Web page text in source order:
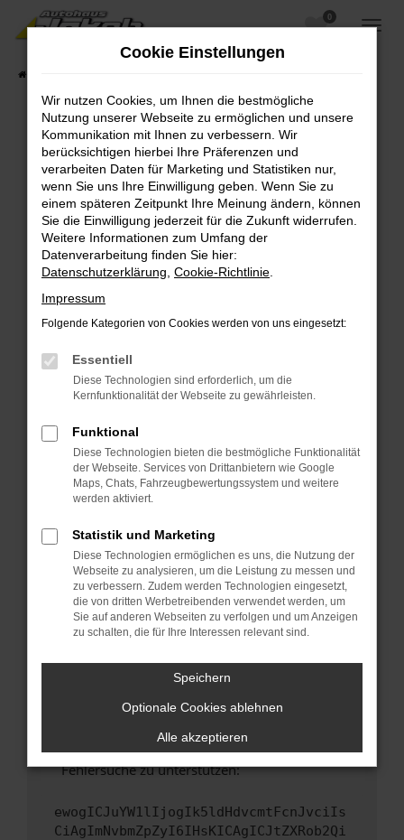
Zum
Hauptinhalt
0
Fehler: Network Error
Beim Laden ist ein Fehler aufgetreten.
Hier sind ein paar Tipps, die dir helfen können:
Überprüfe deine Firewall und deine
Internetverbindung.
Laden andere Webseiten, zum Beispiel deine
Suchmaschine?
Prüfe deine Browsererweiterungen.
Manche Erweiterungen, wie Werbeblocker,
können das Laden bestimmter Seiten
verhindern. Funktioniert die Seite in einem
Fenster?
Starte dein Gerät neu.
Das kann manchmal helfen, vorübergehende
Probleme zu beheben.
Betriebssystem auf dem neuesten Stand
sind.
Veraltete Software birgt nicht nur ein
Sicherheitsrisiko, sondern kann auch dazu
führen, dass bestimmte Funktionen nicht mehr
unterstützt werden.
Wende dich an den Webseitenbetreiber.
Wenn du alle oben genannten Schritte versucht
hast, kontaktiere uns bitte. Wir werden
versuchen, das Problem zu beheben. Du kannst
uns diesen Text schicken, um uns bei der
Fehlersuche zu unterstützen:
ewogICJuYW1lIjogIk5ldHdvcmtFcnJvciIs
CiAgImNvbmZpZyI6IHsKICAgICJtZXRob2Qi
Cookie Einstellungen
Wir nutzen Cookies, um Ihnen die bestmögliche
Nutzung unserer Webseite zu ermöglichen und unsere
Kommunikation mit Ihnen zu verbessern. Wir
berücksichtigen hierbei Ihre Präferenzen und
verarbeiten Daten für Marketing und Statistiken nur,
wenn Sie uns Ihre Einwilligung geben. Wenn Sie zu
einem späteren Zeitpunkt Ihre Meinung ändern, können
Sie die Einwilligung jederzeit für die Zukunft widerrufen.
Weitere Informationen zum Umfang der
Datenverarbeitung finden Sie hier:
Datenschutzerklärung Cookie-Richtlinie
Impressum
Folgende Kategorien von Cookies werden von uns eingesetzt:
Essentiell
Diese Technologien sind erforderlich, um die
Kernfunktionalität der Webseite zu gewährleisten.
Funktional
Diese Technologien bieten die bestmögliche Funktionalität
der Webseite. Services von Drittanbietern wie Google
Maps, Chats, Fahrzeugbewertungssystem und weitere
werden aktiviert.
Statistik und Marketing
Diese Technologien ermöglichen es uns, die Nutzung der
Webseite zu analysieren, um die Leistung zu messen und
zu verbessern. Zudem werden Technologien eingesetzt,
die von dritten Werbetreibenden verwendet werden, um
Sie auf anderen Webseiten zu verfolgen und um Anzeigen
zu schalten, die für Ihre Interessen relevant sind.
Speichern
Optionale Cookies ablehnen
Alle akzeptieren